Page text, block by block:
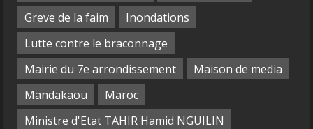
Greve de la faim
Inondations
Lutte contre le braconnage
Mairie du 7e arrondissement
Maison de media
Mandakaou
Maroc
Ministre d'Etat TAHIR Hamid NGUILIN